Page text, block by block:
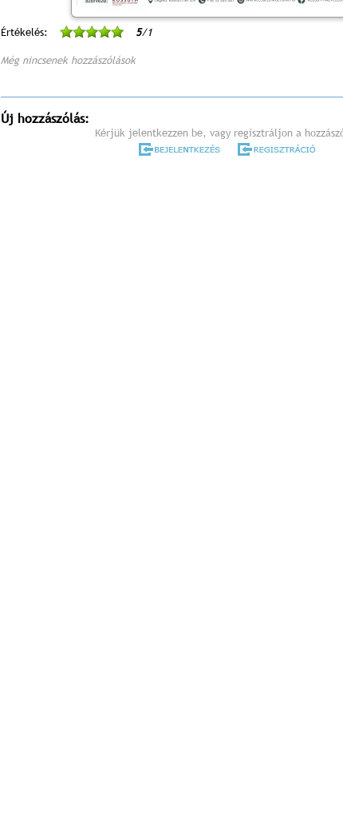
Értékelés: 5/1
Még nincsenek hozzászólások
Új hozzászólás:
Kérjük jelentkezzen be, vagy regisztráljon a